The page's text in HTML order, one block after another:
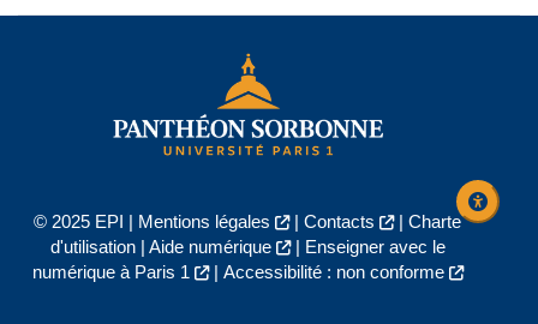
© 2025 EPI | Mentions légales | Contacts | Charte
d'utilisation| Aide numérique |
Enseigner avec le
numérique à Paris 1
| Accessibilité : non conforme